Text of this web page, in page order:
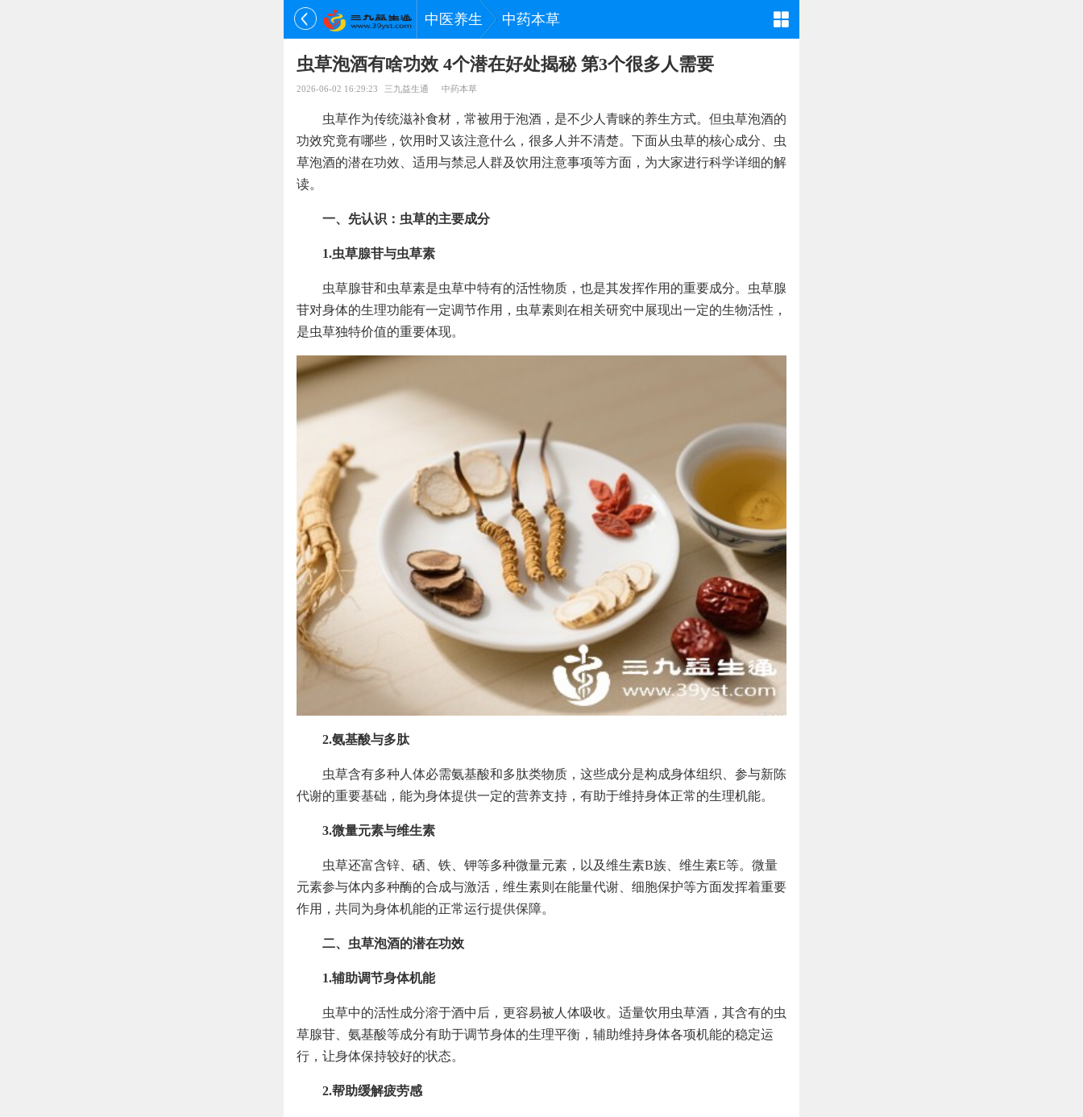
中医养生 中药本草
虫草泡酒有啥功效 4个潜在好处揭秘 第3个很多人需要
2026-06-02 16:29:23 三九益生通 中药本草
虫草作为传统滋补食材，常被用于泡酒，是不少人青睐的养生方式。但虫草泡酒的
功效究竟有哪些，饮用时又该注意什么，很多人并不清楚。下面从虫草的核心成分、虫
草泡酒的潜在功效、适用与禁忌人群及饮用注意事项等方面，为大家进行科学详细的解
读。
一、先认识：虫草的主要成分
1.虫草腺苷与虫草素
虫草腺苷和虫草素是虫草中特有的活性物质，也是其发挥作用的重要成分。虫草腺
苷对身体的生理功能有一定调节作用，虫草素则在相关研究中展现出一定的生物活性，
是虫草独特价值的重要体现。
2.氨基酸与多肽
虫草含有多种人体必需氨基酸和多肽类物质，这些成分是构成身体组织、参与新陈
代谢的重要基础，能为身体提供一定的营养支持，有助于维持身体正常的生理机能。
3.微量元素与维生素
虫草还富含锌、硒、铁、钾等多种微量元素，以及维生素B族、维生素E等。微量
元素参与体内多种酶的合成与激活，维生素则在能量代谢、细胞保护等方面发挥着重要
作用，共同为身体机能的正常运行提供保障。
二、虫草泡酒的潜在功效
1.辅助调节身体机能
虫草中的活性成分溶于酒中后，更容易被人体吸收。适量饮用虫草酒，其含有的虫
草腺苷、氨基酸等成分有助于调节身体的生理平衡，辅助维持身体各项机能的稳定运
行，让身体保持较好的状态。
2.帮助缓解疲劳感